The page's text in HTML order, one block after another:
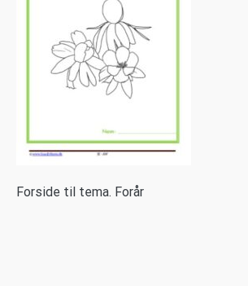
Forside til tema. Forår